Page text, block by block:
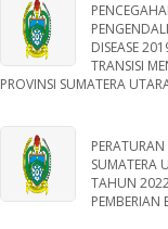
DISEASE
TRANSISI
PROVINSI SUMATERA
SUMATERA
TAHUN
PEMBERIAN